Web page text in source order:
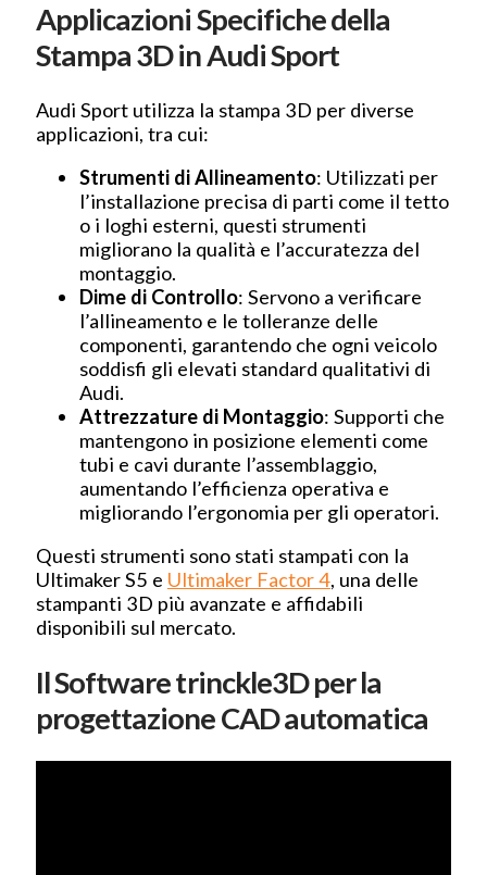
Applicazioni Specifiche della
Stampa 3D in Audi Sport
Audi Sport utilizza la stampa 3D per diverse
applicazioni, tra cui:
Strumenti di Allineamento: Utilizzati per
l’installazione precisa di parti come il tetto
o i loghi esterni, questi strumenti
migliorano la qualità e l’accuratezza del
montaggio.
Dime di Controllo: Servono a verificare
l’allineamento e le tolleranze delle
componenti, garantendo che ogni veicolo
soddisfi gli elevati standard qualitativi di
Audi.
Attrezzature di Montaggio: Supporti che
mantengono in posizione elementi come
tubi e cavi durante l’assemblaggio,
aumentando l’efficienza operativa e
migliorando l’ergonomia per gli operatori.
Questi strumenti sono stati stampati con la
Ultimaker S5 e Ultimaker Factor 4, una delle
stampanti 3D più avanzate e affidabili
disponibili sul mercato.
Il Software trinckle3D per la
progettazione CAD automatica